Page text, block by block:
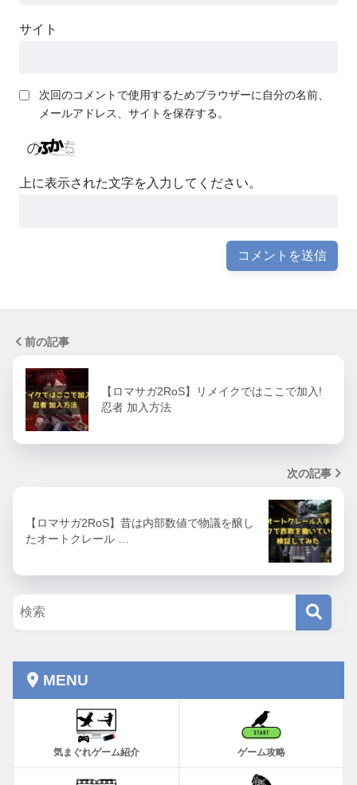
サイト
次回のコメントで使用するためブラウザーに自分の名前、
メールアドレス、サイトを保存する。
上に表示された文字を入力してください。
前の記事
【ロマサガ2RoS】リメイクではここで加入!
忍者 加入方法
次の記事
【ロマサガ2RoS】昔は内部数値で物議を醸し
たオートクレール …
MENU
気まぐれゲーム紹介 ゲーム攻略